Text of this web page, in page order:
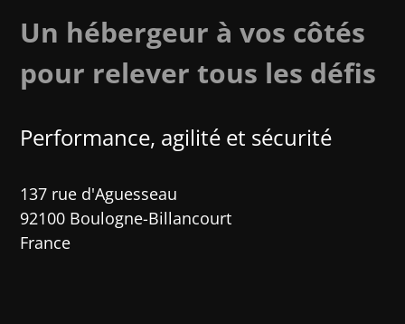
Un hébergeur à vos côtés
pour relever tous les défis
Performance, agilité et sécurité​
137 rue d'Aguesseau
92100 Boulogne-Billancourt
France